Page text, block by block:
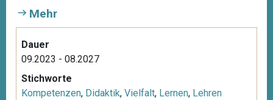
Mehr
Dauer
09.2023 - 08.2027
Stichworte
Kompetenzen, Didaktik, Vielfalt, Lernen, Lehren